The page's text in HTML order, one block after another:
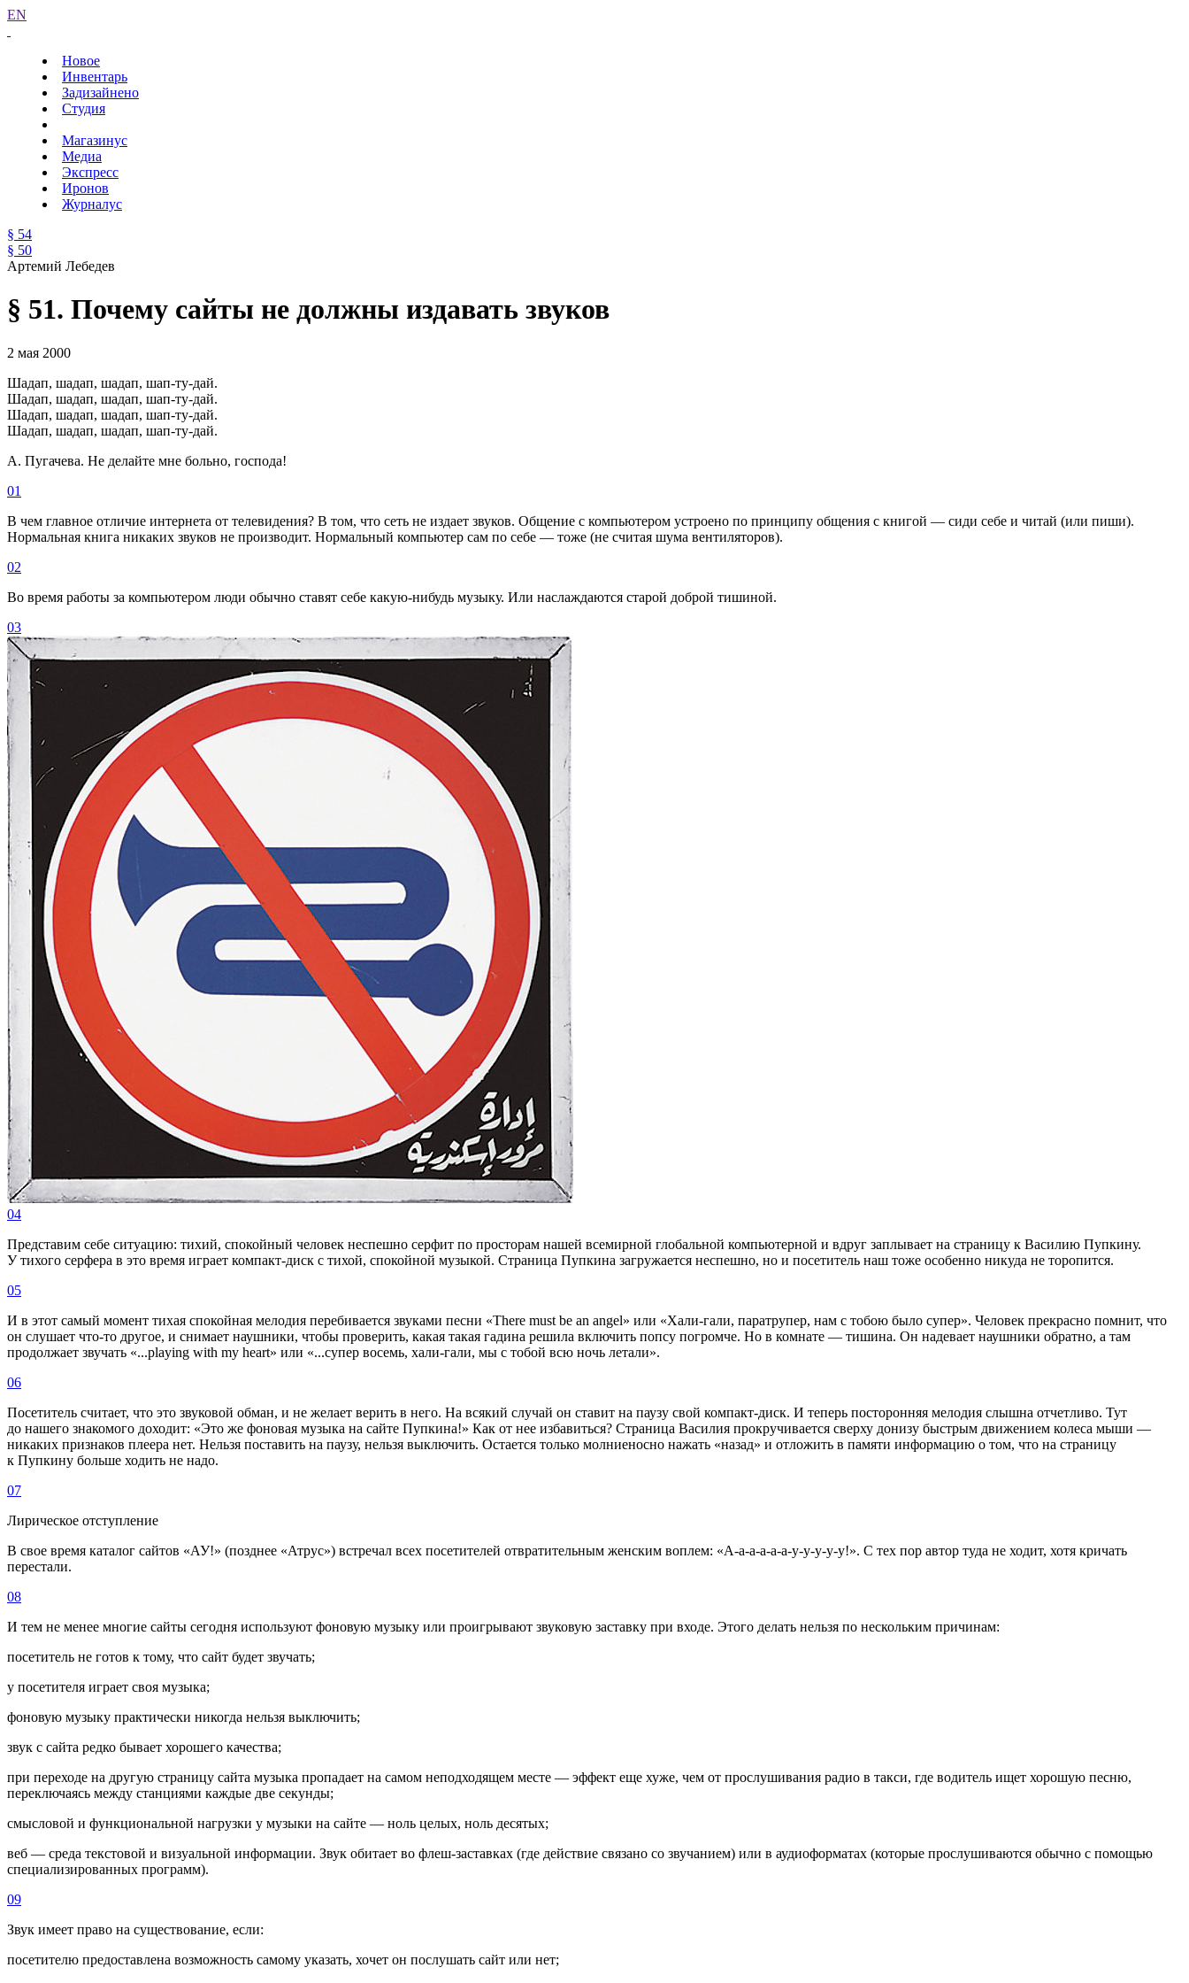
EN
Новое
Инвентарь
Задизайнено
Студия
Магазинус
Медиа
Экспресс
Иронов
Журналус
§ 54
§ 50
Артемий Лебедев
§ 51. Почему сайты не должны издавать звуков
2 мая 2000
Шадап, шадап, шадап, шап-ту-дай.
Шадап, шадап, шадап, шап-ту-дай.
Шадап, шадап, шадап, шап-ту-дай.
Шадап, шадап, шадап, шап-ту-дай.
А. Пугачева. Hе делайте мне больно, господа!
01
В чем главное отличие интернета от телевидения? В том, что сеть не издает звуков. Общение с компьютером устроено по принципу общения с книгой — сиди себе и читай (или пиши).
Нормальная книга никаких звуков не производит. Нормальный компьютер сам по себе — тоже (не считая шума вентиляторов).
02
Во время работы за компьютером люди обычно ставят себе какую-нибудь музыку. Или наслаждаются старой доброй тишиной.
03
04
Представим себе ситуацию: тихий, спокойный человек неспешно серфит по просторам нашей всемирной глобальной компьютерной и вдруг заплывает на страницу к Василию Пупкину.
У тихого серфера в это время играет компакт-диск с тихой, спокойной музыкой. Страница Пупкина загружается неспешно, но и посетитель наш тоже особенно никуда не торопится.
05
И в этот самый момент тихая спокойная мелодия перебивается звуками песни «There must be an angel» или «Хали-гали, паратрупер, нам с тобою было супер». Человек прекрасно помнит, что
он слушает что-то другое, и снимает наушники, чтобы проверить, какая такая гадина решила включить попсу погромче. Но в комнате — тишина. Он надевает наушники обратно, а там
продолжает звучать «...playing with my heart» или «...супер восемь, хали-гали, мы с тобой всю ночь летали».
06
Посетитель считает, что это звуковой обман, и не желает верить в него. На всякий случай он ставит на паузу свой компакт-диск. И теперь посторонняя мелодия слышна отчетливо. Тут
до нашего знакомого доходит: «Это же фоновая музыка на сайте Пупкина!» Как от нее избавиться? Страница Василия прокручивается сверху донизу быстрым движением колеса мыши —
никаких признаков плеера нет. Нельзя поставить на паузу, нельзя выключить. Остается только молниеносно нажать «назад» и отложить в памяти информацию о том, что на страницу
к Пупкину больше ходить не надо.
07
Лирическое отступление
В свое время каталог сайтов «АУ!» (позднее «Атрус») встречал всех посетителей отвратительным женским воплем: «А-а-а-а-а-а-у-у-у-у-у!». С тех пор автор туда не ходит, хотя кричать
перестали.
08
И тем не менее многие сайты сегодня используют фоновую музыку или проигрывают звуковую заставку при входе. Этого делать нельзя по нескольким причинам:
посетитель не готов к тому, что сайт будет звучать;
у посетителя играет своя музыка;
фоновую музыку практически никогда нельзя выключить;
звук с сайта редко бывает хорошего качества;
при переходе на другую страницу сайта музыка пропадает на самом неподходящем месте — эффект еще хуже, чем от прослушивания радио в такси, где водитель ищет хорошую песню,
переключаясь между станциями каждые две секунды;
смысловой и функциональной нагрузки у музыки на сайте — ноль целых, ноль десятых;
веб — среда текстовой и визуальной информации. Звук обитает во флеш-заставках (где действие связано со звучанием) или в аудиоформатах (которые прослушиваются обычно с помощью
специализированных программ).
09
Звук имеет право на существование, если:
посетителю предоставлена возможность самому указать, хочет он послушать сайт или нет;